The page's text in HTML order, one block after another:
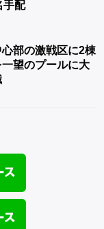
手配
部の激戦区に2棟
望のプールに大